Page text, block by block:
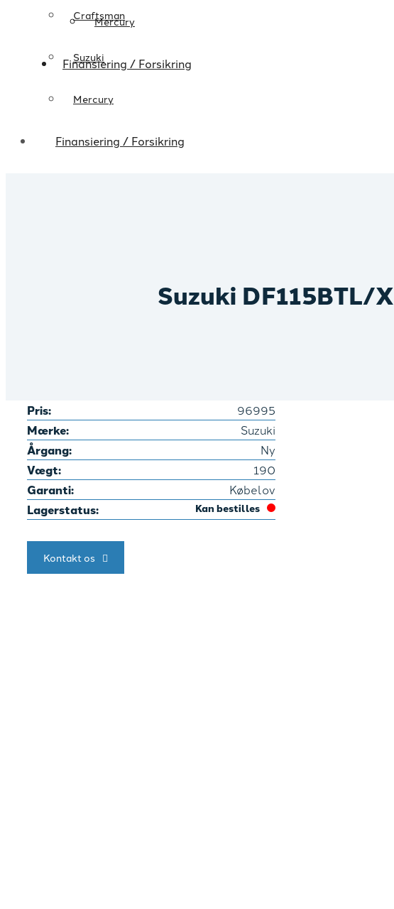
Mercury
Finansiering / Forsikring
Craftsman
Suzuki
Mercury
Finansiering / Forsikring
Suzuki DF115BTL/X
Pris: 96995
Mærke: Suzuki
Årgang: Ny
Vægt: 190
Garanti: Købelov
Lagerstatus: Kan bestilles
Kontakt os